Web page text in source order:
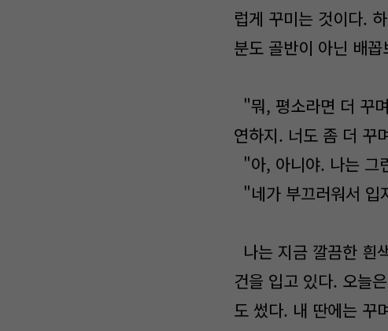
럽게 꾸미는 것이다.
분도 골반이 아닌 배
"뭐, 평소라면 더 꾸
연하지. 너도 좀 더
"아, 아니야. 나는 그
"네가 부끄러워서 입
나는 지금 깔끔한 흰
건을 입고 있다. 오늘
도 썼다. 내 딴에는 꾸